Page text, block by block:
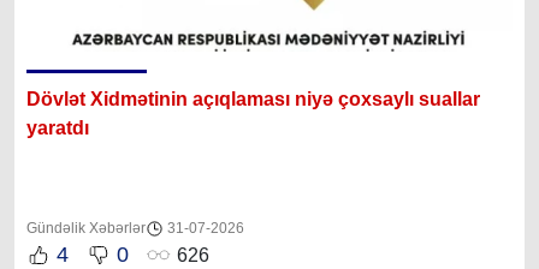
Dövlət Xidmətinin açıqlaması niyə çoxsaylı suallar
yaratdı
Gündəlik Xəbərlər 31-07-2026
4 0 626